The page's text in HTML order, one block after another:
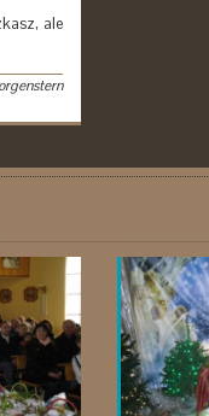
ale